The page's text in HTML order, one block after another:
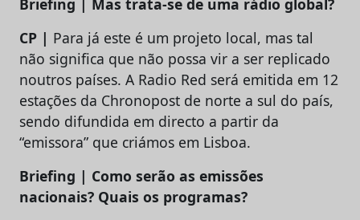
Briefing | Mas trata-se de uma rádio global?
CP | Para já este é um projeto local, mas tal
não significa que não possa vir a ser replicado
noutros países. A Radio Red será emitida em 12
estações da Chronopost de norte a sul do país,
sendo difundida em directo a partir da
“emissora” que criámos em Lisboa.
Briefing | Como serão as emissões
nacionais? Quais os programas?